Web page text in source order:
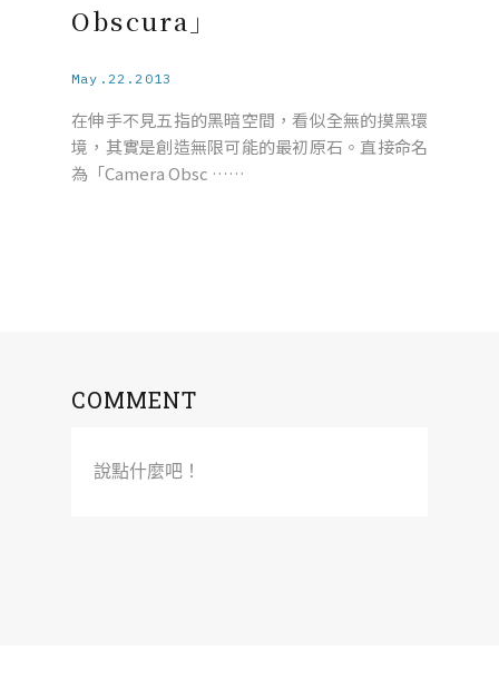
Obscura」
May.22.2013
在伸手不見五指的黑暗空間，看似全無的摸黑環
境，其實是創造無限可能的最初原石。直接命名
為「Camera Obsc ……
COMMENT
說點什麼吧！